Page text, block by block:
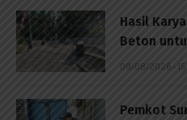
Hasil
Beton
09/08/2026 -
Pemkot